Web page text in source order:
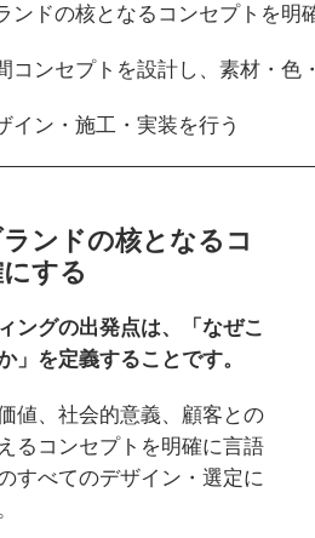
ドの核となるコンセプトを明
ンセプトを設計し、素材・色
ン・施工・実装を行う
ンドの核となるコ
する
ングの出発点は、「なぜこ
」を定義することです。
値、社会的意義、顧客との
るコンセプトを明確に言語
すべてのデザイン・選定に